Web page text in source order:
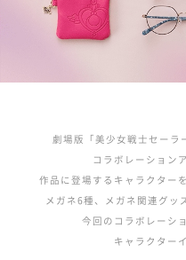
劇場版「美少女戦士セーラ
コラボレーション
作品に登場するキャラクター
メガネ6種、メガネ関連グッ
今回のコラボレーシ
キャラクター